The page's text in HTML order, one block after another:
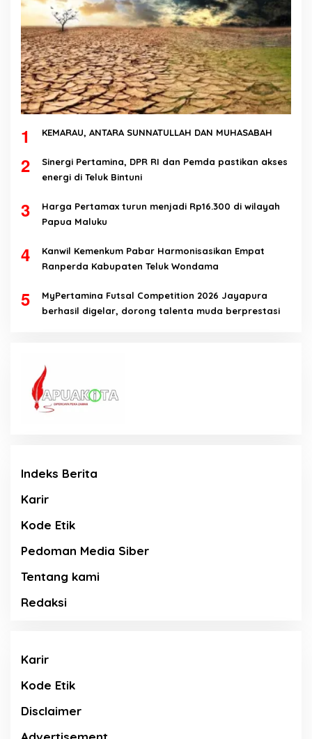
1 KEMARAU, ANTARA SUNNATULLAH DAN MUHASABAH
2
Sinergi Pertamina, DPR RI dan Pemda pastikan akses
energi di Teluk Bintuni
3
Harga Pertamax turun menjadi Rp16.300 di wilayah
Papua Maluku
4
Kanwil Kemenkum Pabar Harmonisasikan Empat
Ranperda Kabupaten Teluk Wondama
5
MyPertamina Futsal Competition 2026 Jayapura
berhasil digelar, dorong talenta muda berprestasi
Indeks Berita
Karir
Kode Etik
Pedoman Media Siber
Tentang kami
Redaksi
Karir
Kode Etik
Disclaimer